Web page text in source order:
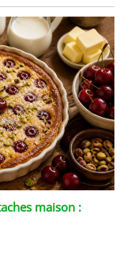
maison :